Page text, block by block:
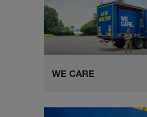
WE CARE